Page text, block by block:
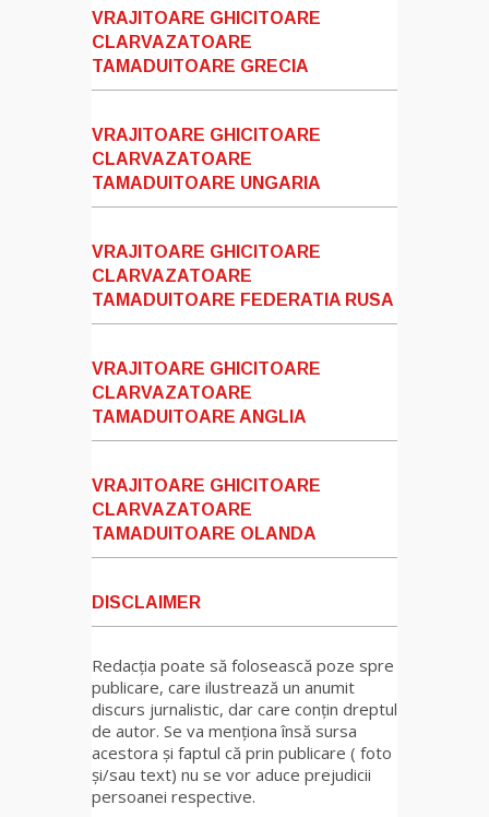
VRAJITOARE GHICITOARE
CLARVAZATOARE
TAMADUITOARE GRECIA
VRAJITOARE GHICITOARE
CLARVAZATOARE
TAMADUITOARE UNGARIA
VRAJITOARE GHICITOARE
CLARVAZATOARE
TAMADUITOARE FEDERATIA RUSA
VRAJITOARE GHICITOARE
CLARVAZATOARE
TAMADUITOARE ANGLIA
VRAJITOARE GHICITOARE
CLARVAZATOARE
TAMADUITOARE OLANDA
DISCLAIMER
Redacția poate să folosească poze spre
publicare, care ilustrează un anumit
discurs jurnalistic, dar care conțin dreptul
de autor. Se va menționa însă sursa
acestora și faptul că prin publicare ( foto
și/sau text) nu se vor aduce prejudicii
persoanei respective.